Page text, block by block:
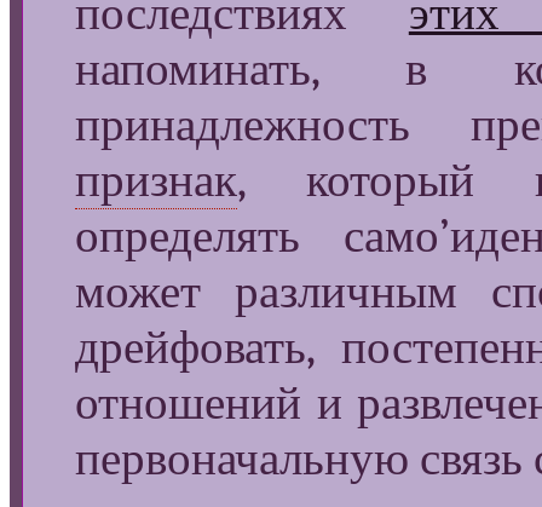
последствиях этих
напоминать, в
принадлежность
признак, который
определять
может различным
дрейфовать,
отношений и
первоначальную связь